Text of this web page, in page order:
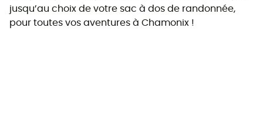
jusqu’au choix de votre sac à dos de randonnée,
pour toutes vos aventures à Chamonix !